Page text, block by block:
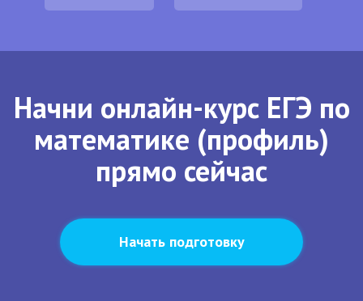
Начни онлайн-курс ЕГЭ по
математике (профиль)
прямо сейчас
Начать подготовку